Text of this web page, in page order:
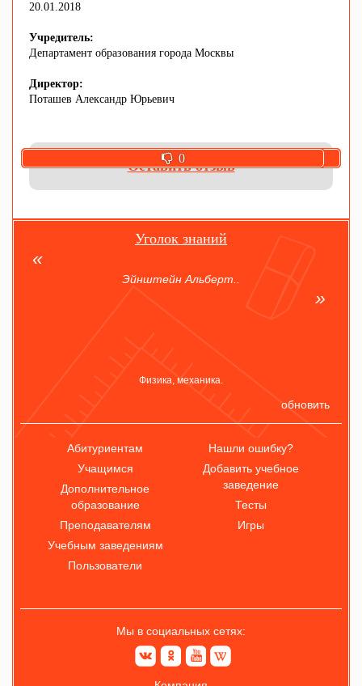
20.01.2018
Учредитель:
Департамент образования города Москвы
Директор:
Поташев Александр Юрьевич
Оставить отзыв
0
Уголок знаний
Эйнштейн Альберт..
Физика, механика.
обновить
Абитуриентам
Учащимся
Дополнительное
образование
Преподавателям
Учебным заведениям
Пользователи
Нашли ошибку?
Добавить учебное
заведение
Тесты
Игры
Мы в социальных сетях: